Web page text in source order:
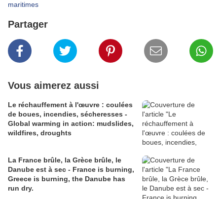
maritimes
Partager
Vous aimerez aussi
Le réchauffement à l'œuvre : coulées
de boues, incendies, sécheresses -
Global warming in action: mudslides,
wildfires, droughts
La France brûle, la Grèce brûle, le
Danube est à sec - France is burning,
Greece is burning, the Danube has
run dry.